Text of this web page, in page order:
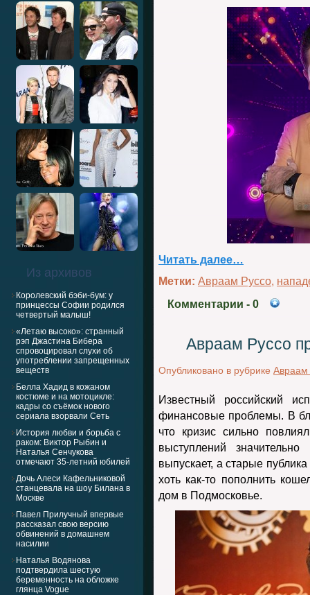
Из архивов
Королевский бэби-бум: у
принцессы Софии родился
четвертый малыш!
«Летаю высоко»: странный
рэп Джастина Бибера
спровоцировал слухи об
употреблении запрещенных
веществ
Белла Хадид в кожаном
костюме и на мотоцикле:
кадры со съёмок нового
сериала взорвали Сеть
История любви и борьба с
раком: Виктор Рыбин и
Наталья Сенчукова
отмечают 35-летний юбилей
Дочь Алеси Кафельниковой
станцевала на шоу Билана в
Москве
Павел Прилучный впервые
рассказал свою версию
обвинений в домашнем
насилии
Наталья Водянова
подтвердила шестую
беременность на обложке
глянца Vogue
Читать далее…
Метки: Авраам Руссо,
Комментарии - 0
Авраам Руссо
Опубликовано в рубрике Авраам
Известный российский
финансовые проблемы. В
что кризис сильно
выступлений
выпускает, а старые
хоть как-то пополнить
дом в Подмосковье.